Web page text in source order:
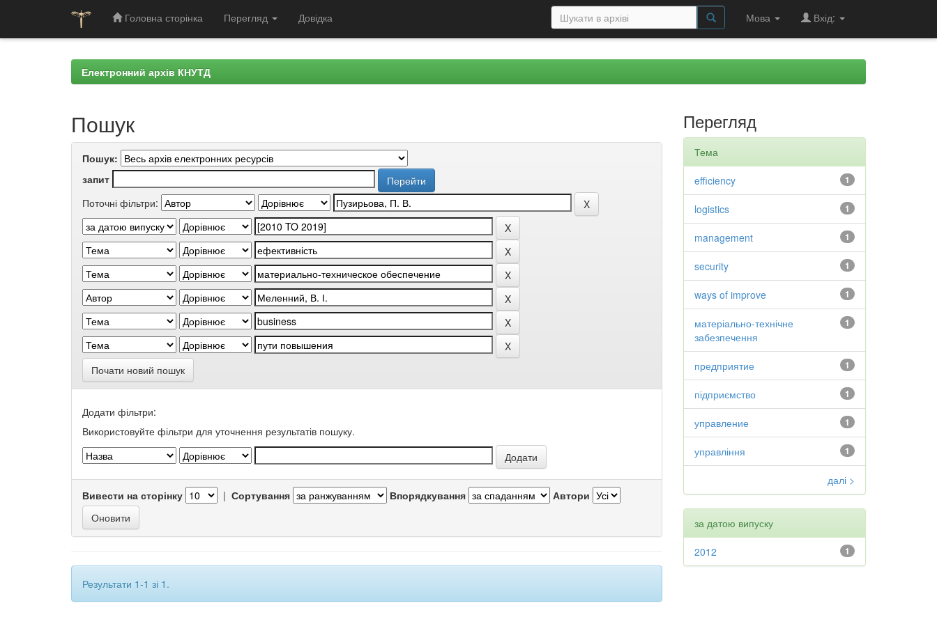
Головна сторінка Перегляд Довідка Мова Вхід:
Електронний архів КНУТД
Пошук
Пошук:
запит
Поточні фільтри:
Почати новий пошук
Додати фільтри:
Використовуйте фільтри для уточнення результатів пошуку.
Вивести на сторінку | Сортування Впорядкування Автори
Результати 1-1 зі 1.
Перегляд
Тема
1
efficiency
1
logistics
1
management
1
security
1
ways of improve
1
матеріально-технічне
забезпечення
1
предприятие
1
підприємство
1
управление
1
управління
далі >
за датою випуску
1
2012